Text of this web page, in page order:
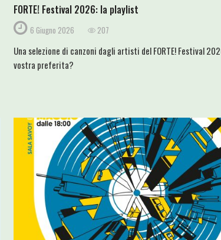
FORTE! Festival 2026: la playlist
6 Giugno 2026 207
Una selezione di canzoni dagli artisti del FORTE! Festival
vostra preferita?